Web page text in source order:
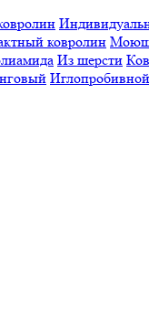
ковролин
Из шерсти
Иглопробивной